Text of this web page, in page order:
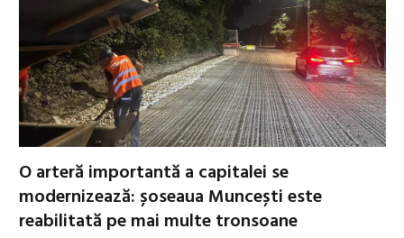
O arteră importantă a capitalei se
modernizează: șoseaua Muncești este
reabilitată pe mai multe tronsoane